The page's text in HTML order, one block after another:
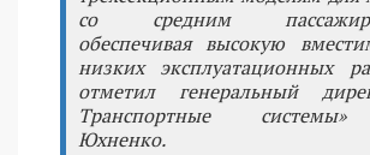
со средним
обеспечивая высокую
низких эксплуатационных
отметил генеральный
Транспортные
Юхненко.